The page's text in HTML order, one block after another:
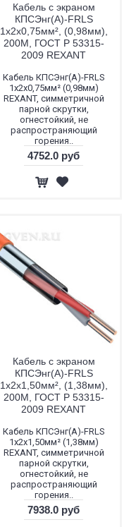
Кабель с экраном
КПСЭнг(А)-FRLS
1x2x0,75мм², (0,98мм),
200М, ГОСТ Р 53315-
2009 REXANT
Кабель КПСЭнг(А)-FRLS
1x2x0,75мм² (0,98мм)
REXANT, симметричной
парной скрутки,
огнестойкий, не
распространяющий
горения..
4752.0 руб
Кабель с экраном
КПСЭнг(А)-FRLS
1x2x1,50мм², (1,38мм),
200М, ГОСТ Р 53315-
2009 REXANT
Кабель КПСЭнг(А)-FRLS
1x2x1,50мм² (1,38мм)
REXANT, симметричной
парной скрутки,
огнестойкий, не
распространяющий
горения..
7938.0 руб